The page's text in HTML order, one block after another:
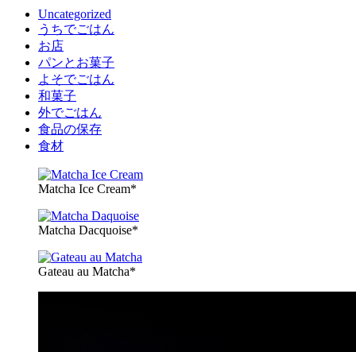
Uncategorized
うちでごはん
お店
パンとお菓子
よそでごはん
和菓子
外でごはん
食品の保存
食材
Matcha Ice Cream*
Matcha Dacquoise*
Gateau au Matcha*